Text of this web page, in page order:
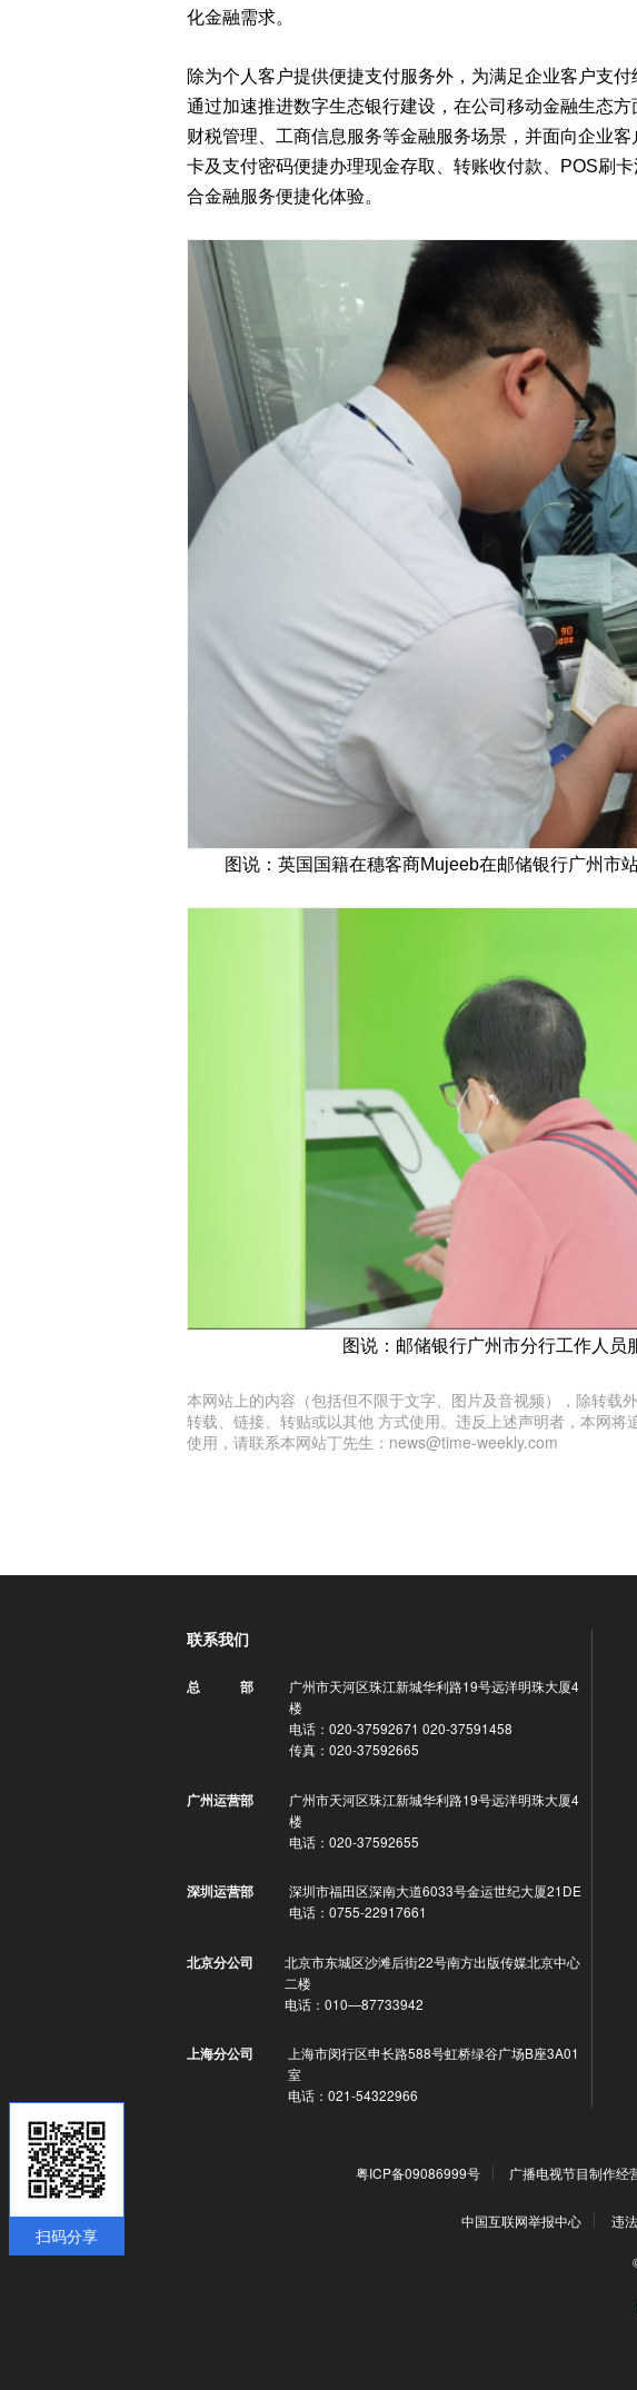
化金融需求。
除为个人客户提供便捷支付服务外，为满足企业客户支
通过加速推进数字生态银行建设，在公司移动金融生态
财税管理、工商信息服务等金融服务场景，并面向企业
卡及支付密码便捷办理现金存取、转账收付款、POS刷
合金融服务便捷化体验。
图说：英国国籍在穗客商Mujeeb在邮储银行广州市
图说：邮储银行广州市分行工作人员
本网站上的内容（包括但不限于文字、图片及音视频），除转载
转载、链接、转贴或以其他 方式使用。违反上述声明者，本网
使用，请联系本网站丁先生：news@time-weekly.com
扫码分享
联系我们
总 部
广州市天河区珠江新城华利路19号远洋明珠大厦4
楼
电话：020-37592671 020-37591458
传真：020-37592665
广州运营部
广州市天河区珠江新城华利路19号远洋明珠大厦4
楼
电话：020-37592655
深圳运营部
深圳市福田区深南大道6033号金运世纪大厦21DE
电话：0755-22917661
北京分公司
北京市东城区沙滩后街22号南方出版传媒北京中心
二楼
电话：010—87733942
上海分公司
上海市闵行区申长路588号虹桥绿谷广场B座3A01
室
电话：021-54322966
粤ICP备09086999号 广播电视节目制作经
中国互联网举报中心 违